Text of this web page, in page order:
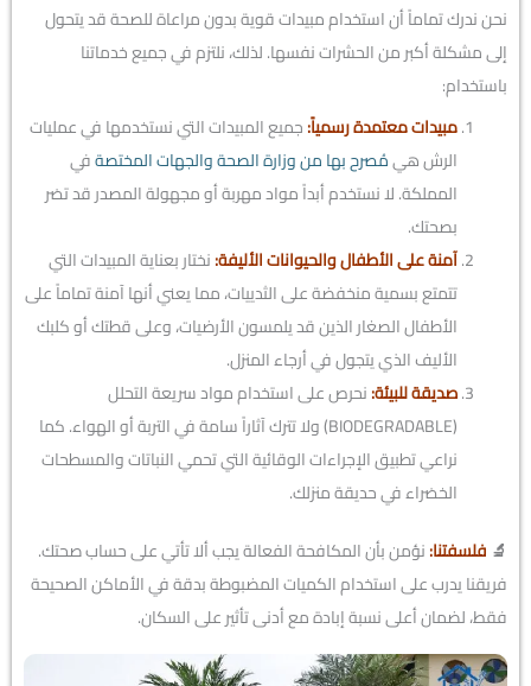
نحن ندرك تماماً أن استخدام مبيدات قوية بدون مراعاة للصحة قد يتحول
إلى مشكلة أكبر من الحشرات نفسها. لذلك، نلتزم في جميع خدماتنا
باستخدام:
مبيدات معتمدة رسمياً:جميع المبيدات التي نستخدمها في عمليات
الرش هيمُصرح بها من وزارة الصحة والجهات المختصةفي
المملكة. لا نستخدم أبداً مواد مهربة أو مجهولة المصدر قد تضر
بصحتك.
آمنة على الأطفال والحيوانات الأليفة:نختار بعناية المبيدات التي
تتمتع بسمية منخفضة على الثدييات، مما يعني أنها آمنة تماماً على
الأطفال الصغار الذين قد يلمسون الأرضيات، وعلى قطتك أو كلبك
الأليف الذي يتجول في أرجاء المنزل.
صديقة للبيئة:نحرص على استخدام مواد سريعة التحلل
(BIODEGRADABLE) ولا تترك آثاراً سامة في التربة أو الهواء. كما
نراعي تطبيق الإجراءات الوقائية التي تحمي النباتات والمسطحات
الخضراء في حديقة منزلك.
🔬 فلسفتنا:نؤمن بأن المكافحة الفعالة يجب ألا تأتي على حساب صحتك.
فريقنا يدرب على استخدام الكميات المضبوطة بدقة في الأماكن الصحيحة
فقط، لضمان أعلى نسبة إبادة مع أدنى تأثير على السكان.